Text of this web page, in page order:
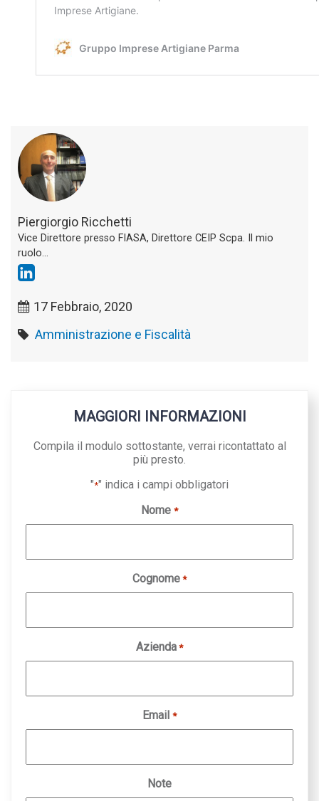
Piergiorgio Ricchetti
Vice Direttore presso FIASA, Direttore CEIP Scpa. Il mio
ruolo...
17 Febbraio, 2020
Amministrazione e Fiscalità
MAGGIORI INFORMAZIONI
Compila il modulo sottostante, verrai ricontattato al
più presto.
"*" indica i campi obbligatori
Nome *
Cognome *
Azienda *
Email *
Note